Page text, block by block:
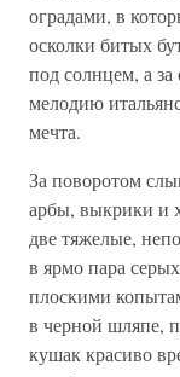
оградами, в
осколки битых
под солнцем, а
мелодию
мечта.
За поворотом
арбы, выкрики и
две тяжелые,
в ярмо пара
плоскими
в черной шляпе,
кушак красиво